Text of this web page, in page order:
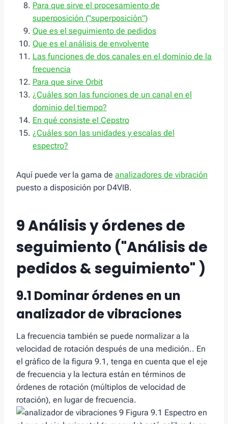
Para que sirve el procesamiento de
superposición ("superposición")
Que es el seguimiento de pedidos
Que es el análisis de envolvente
Las funciones de dos canales en el dominio de la
frecuencia
Para que sirve Orbit
¿Cuáles son las funciones de un canal en el
dominio del tiempo?
En qué consiste el Cepstro
¿Cuáles son las unidades y escalas del
espectro?
Aquí puede ver la gama de analizadores de vibración
puesto a disposición por D4VIB.
9 Análisis y órdenes de
seguimiento ("Análisis de
pedidos & seguimiento" )
9.1 Dominar órdenes en un
analizador de vibraciones
La frecuencia también se puede normalizar a la
velocidad de rotación después de una medición.. En
el gráfico de la figura 9.1, tenga en cuenta que el eje
de frecuencia y la lectura están en términos de
órdenes de rotación (múltiplos de velocidad de
rotación), en lugar de frecuencia.